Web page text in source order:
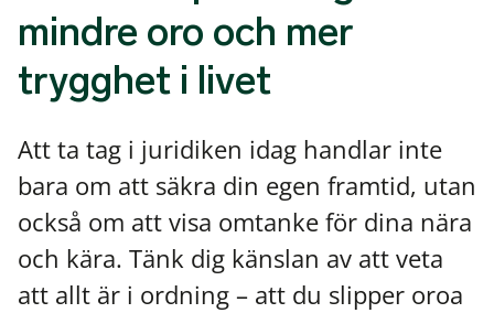
mindre oro och mer
trygghet i livet
Att ta tag i juridiken idag handlar inte
bara om att säkra din egen framtid, utan
också om att visa omtanke för dina nära
och kära. Tänk dig känslan av att veta
att allt är i ordning – att du slipper oroa